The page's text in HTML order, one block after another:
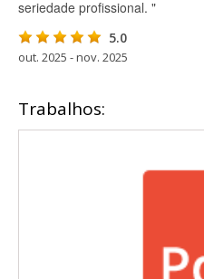
seriedade profissional. "
5.0
out. 2025 - nov. 2025
Trabalhos: